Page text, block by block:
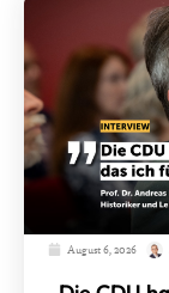
August 6, 2026